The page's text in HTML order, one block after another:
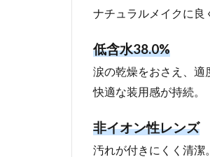
て
る
イ
ト
2.1
ブロ
ナチュラルメイクに良
低含水38.0%
涙の乾燥をおさえ、適
快適な装用感が持続。
非イオン性レンズ
汚れが付きにくく清潔